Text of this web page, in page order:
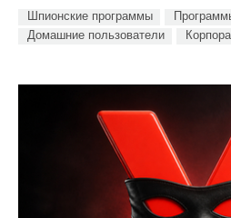
Шпионские программы
Домашние пользователи